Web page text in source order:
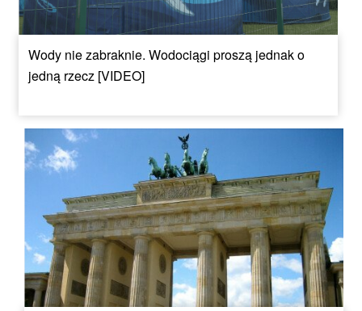
Wody nie zabraknie. Wodociągi proszą jednak o
jedną rzecz [VIDEO]